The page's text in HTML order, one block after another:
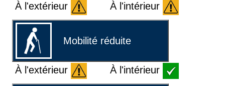
À l'extérieur À l'intérieur
Mobilité réduite
À l'extérieur À l'intérieur